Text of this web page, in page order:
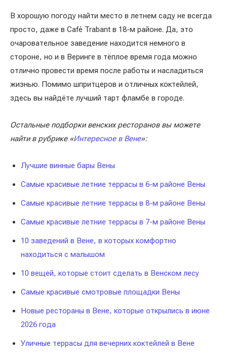
В хорошую погоду найти место в летнем саду не всегда
просто, даже в Café Trabant в 18-м районе. Да, это
очаровательное заведение находится немного в
стороне, но и в Веринге в тёплое время года можно
отлично провести время после работы и насладиться
жизнью. Помимо шпритцеров и отличных коктейлей,
здесь вы найдёте лучший тарт фламбе в городе.
Остальные подборки венских ресторанов вы можете
найти в рубрике «Интересное в Вене»:
Лучшие винные бары Вены
Самые красивые летние террасы в 6-м районе Вены
Самые красивые летние террасы в 8-м районе Вены
Самые красивые летние террасы в 7-м районе Вены
10 заведений в Вене, в которых комфортно
находиться с малышом
10 вещей, которые стоит сделать в Венском лесу
Самые красивые смотровые площадки Вены
Новые рестораны в Вене, которые открылись в июне
2026 года
Уличные террасы для вечерних коктейлей в Вене